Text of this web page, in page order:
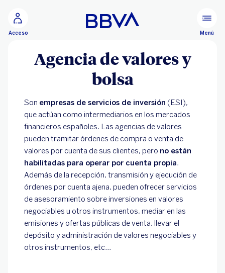
Acceso Menú
Agencia de valores y
bolsa
Son empresas de servicios de inversión (ESI),
que actúan como intermediarios en los mercados
financieros españoles. Las agencias de valores
pueden tramitar órdenes de compra o venta de
valores por cuenta de sus clientes, pero no están
habilitadas para operar por cuenta propia.
Además de la recepción, transmisión y ejecución de
órdenes por cuenta ajena, pueden ofrecer servicios
de asesoramiento sobre inversiones en valores
negociables u otros instrumentos, mediar en las
emisiones y ofertas públicas de venta, llevar el
depósito y administración de valores negociables y
otros instrumentos, etc...